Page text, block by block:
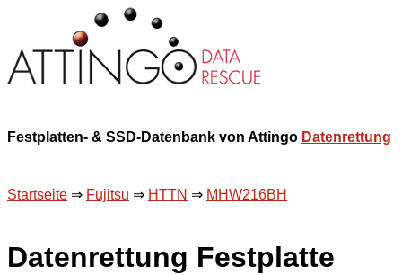
Festplatten- & SSD-Datenbank von Attingo Datenrettung
Startseite ⇒ Fujitsu ⇒ HTTN ⇒ MHW216BH
Datenrettung Festplatte